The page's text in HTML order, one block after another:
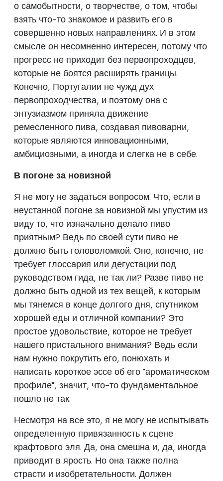
о самобытности, о творчестве, о том, чтобы
взять что-то знакомое и развить его в
совершенно новых направлениях. И в этом
смысле он несомненно интересен, потому что
прогресс не приходит без первопроходцев,
которые не боятся расширять границы.
Конечно, Португалии не чужд дух
первопроходчества, и поэтому она с
энтузиазмом приняла движение
ремесленного пива, создавая пивоварни,
которые являются инновационными,
амбициозными, а иногда и слегка не в себе.
В погоне за новизной
Я не могу не задаться вопросом. Что, если в
неустанной погоне за новизной мы упустим из
виду то, что изначально делало пиво
приятным? Ведь по своей сути пиво не
должно быть головоломкой. Оно, конечно, не
требует глоссария или дегустации под
руководством гида, не так ли? Разве пиво не
должно быть одной из тех вещей, к которым
мы тянемся в конце долгого дня, спутником
хорошей еды и отличной компании? Это
простое удовольствие, которое не требует
нашего пристального внимания? Ведь если
нам нужно покрутить его, понюхать и
написать короткое эссе об его "ароматическом
профиле", значит, что-то фундаментальное
пошло не так.
Несмотря на все это, я не могу не испытывать
определенную привязанность к сцене
крафтового эля. Да, она смешна и, да, иногда
приводит в ярость. Но она также полна
страсти и изобретательности. Должен